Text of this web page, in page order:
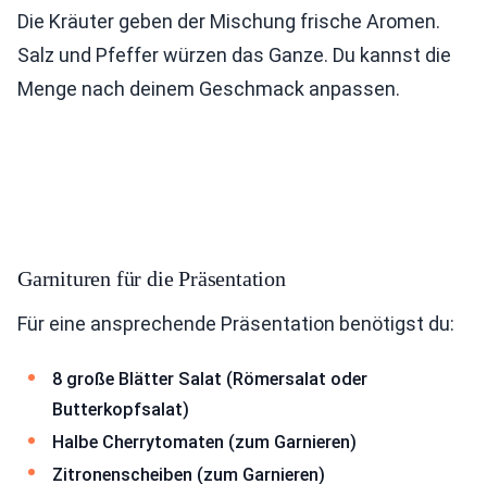
Die Kräuter geben der Mischung frische Aromen.
Salz und Pfeffer würzen das Ganze. Du kannst die
Menge nach deinem Geschmack anpassen.
Garnituren für die Präsentation
Für eine ansprechende Präsentation benötigst du:
8 große Blätter Salat (Römersalat oder
Butterkopfsalat)
Halbe Cherrytomaten (zum Garnieren)
Zitronenscheiben (zum Garnieren)